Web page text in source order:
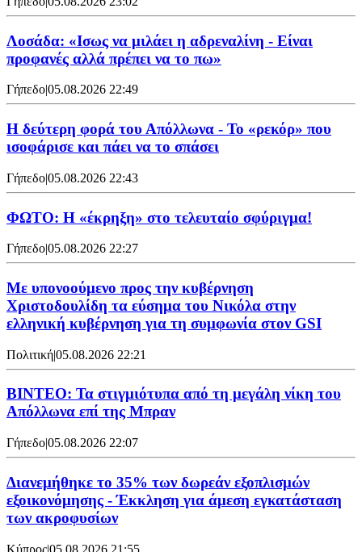
Λοσάδα: «Ισως να μιλάει η αδρεναλίνη - Είναι
προφανές αλλά πρέπει να το πω»
Γήπεδο|05.08.2026 22:49
Η δεύτερη φορά του Απόλλωνα - Το «ρεκόρ» που
ισοφάρισε και πάει να το σπάσει
Γήπεδο|05.08.2026 22:43
ΦΩΤΟ: Η «έκρηξη» στο τελευταίο σφύριγμα!
Γήπεδο|05.08.2026 22:27
Με υπονοούμενο προς την κυβέρνηση
Χριστοδουλίδη τα εύσημα του Νικόλα στην
ελληνική κυβέρνηση για τη συμφωνία στον GSI
Πολιτική|05.08.2026 22:21
ΒΙΝΤΕΟ: Τα στιγμιότυπα από τη μεγάλη νίκη του
Απόλλωνα επί της Μπραν
Γήπεδο|05.08.2026 22:07
Διανεμήθηκε το 35% των δωρεάν εξοπλισμών
εξοικονόμησης - Έκκληση για άμεση εγκατάσταση
των ακροφυσίων
Κύπρος|05.08.2026 21:55